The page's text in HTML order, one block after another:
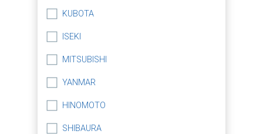
KUBOTA
ISEKI
MITSUBISHI
YANMAR
HINOMOTO
SHIBAURA